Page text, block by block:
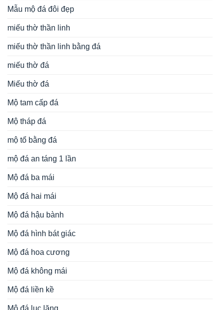
Mẫu mộ đá đôi đẹp
miếu thờ thần linh
miếu thờ thần linh bằng đá
miếu thờ đá
Miếu thờ đá
Mộ tam cấp đá
Mộ tháp đá
mộ tổ bằng đá
mộ đá an táng 1 lần
Mộ đá ba mái
Mộ đá hai mái
Mộ đá hậu bành
Mộ đá hình bát giác
Mộ đá hoa cương
Mộ đá không mái
Mộ đá liền kề
Mộ đá lục lăng